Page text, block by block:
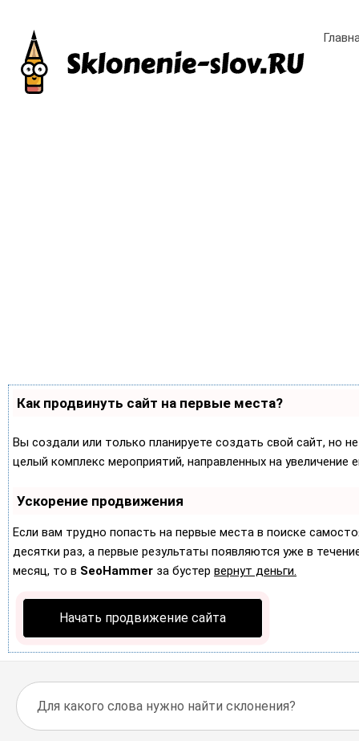
Как продвинуть сайт на первые места?
Вы создали или только планируете создать свой сайт, но
целый комплекс мероприятий, направленных на
Ускорение продвижения
Если вам трудно попасть на первые места в поиске
десятки раз, а первые результаты появляются уже в
месяц, то в SeoHammer за бустер вернут деньги.
Начать продвижение сайта